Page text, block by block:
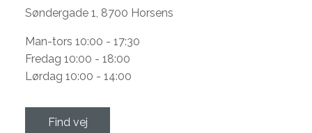
Søndergade 1, 8700 Horsens
Man-tors 10:00 - 17:30
Fredag 10:00 - 18:00
Lørdag 10:00 - 14:00
Find vej